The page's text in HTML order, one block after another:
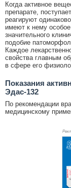
Когда активное
препарате,
реагируют
имеют к нему
значительного
подобие
Каждое
свойства главным
в сфере его
Показания
Эдас-132
По рекомендации
медицинскому